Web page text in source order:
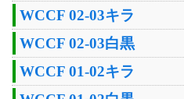
WCCF 02-03キラ
WCCF 02-03白黒
WCCF 01-02キラ